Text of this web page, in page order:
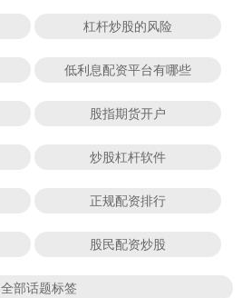
杠杆炒股的风险
低利息配资平台有哪些
股指期货开户
炒股杠杆软件
正规配资排行
股民配资炒股
全部话题标签